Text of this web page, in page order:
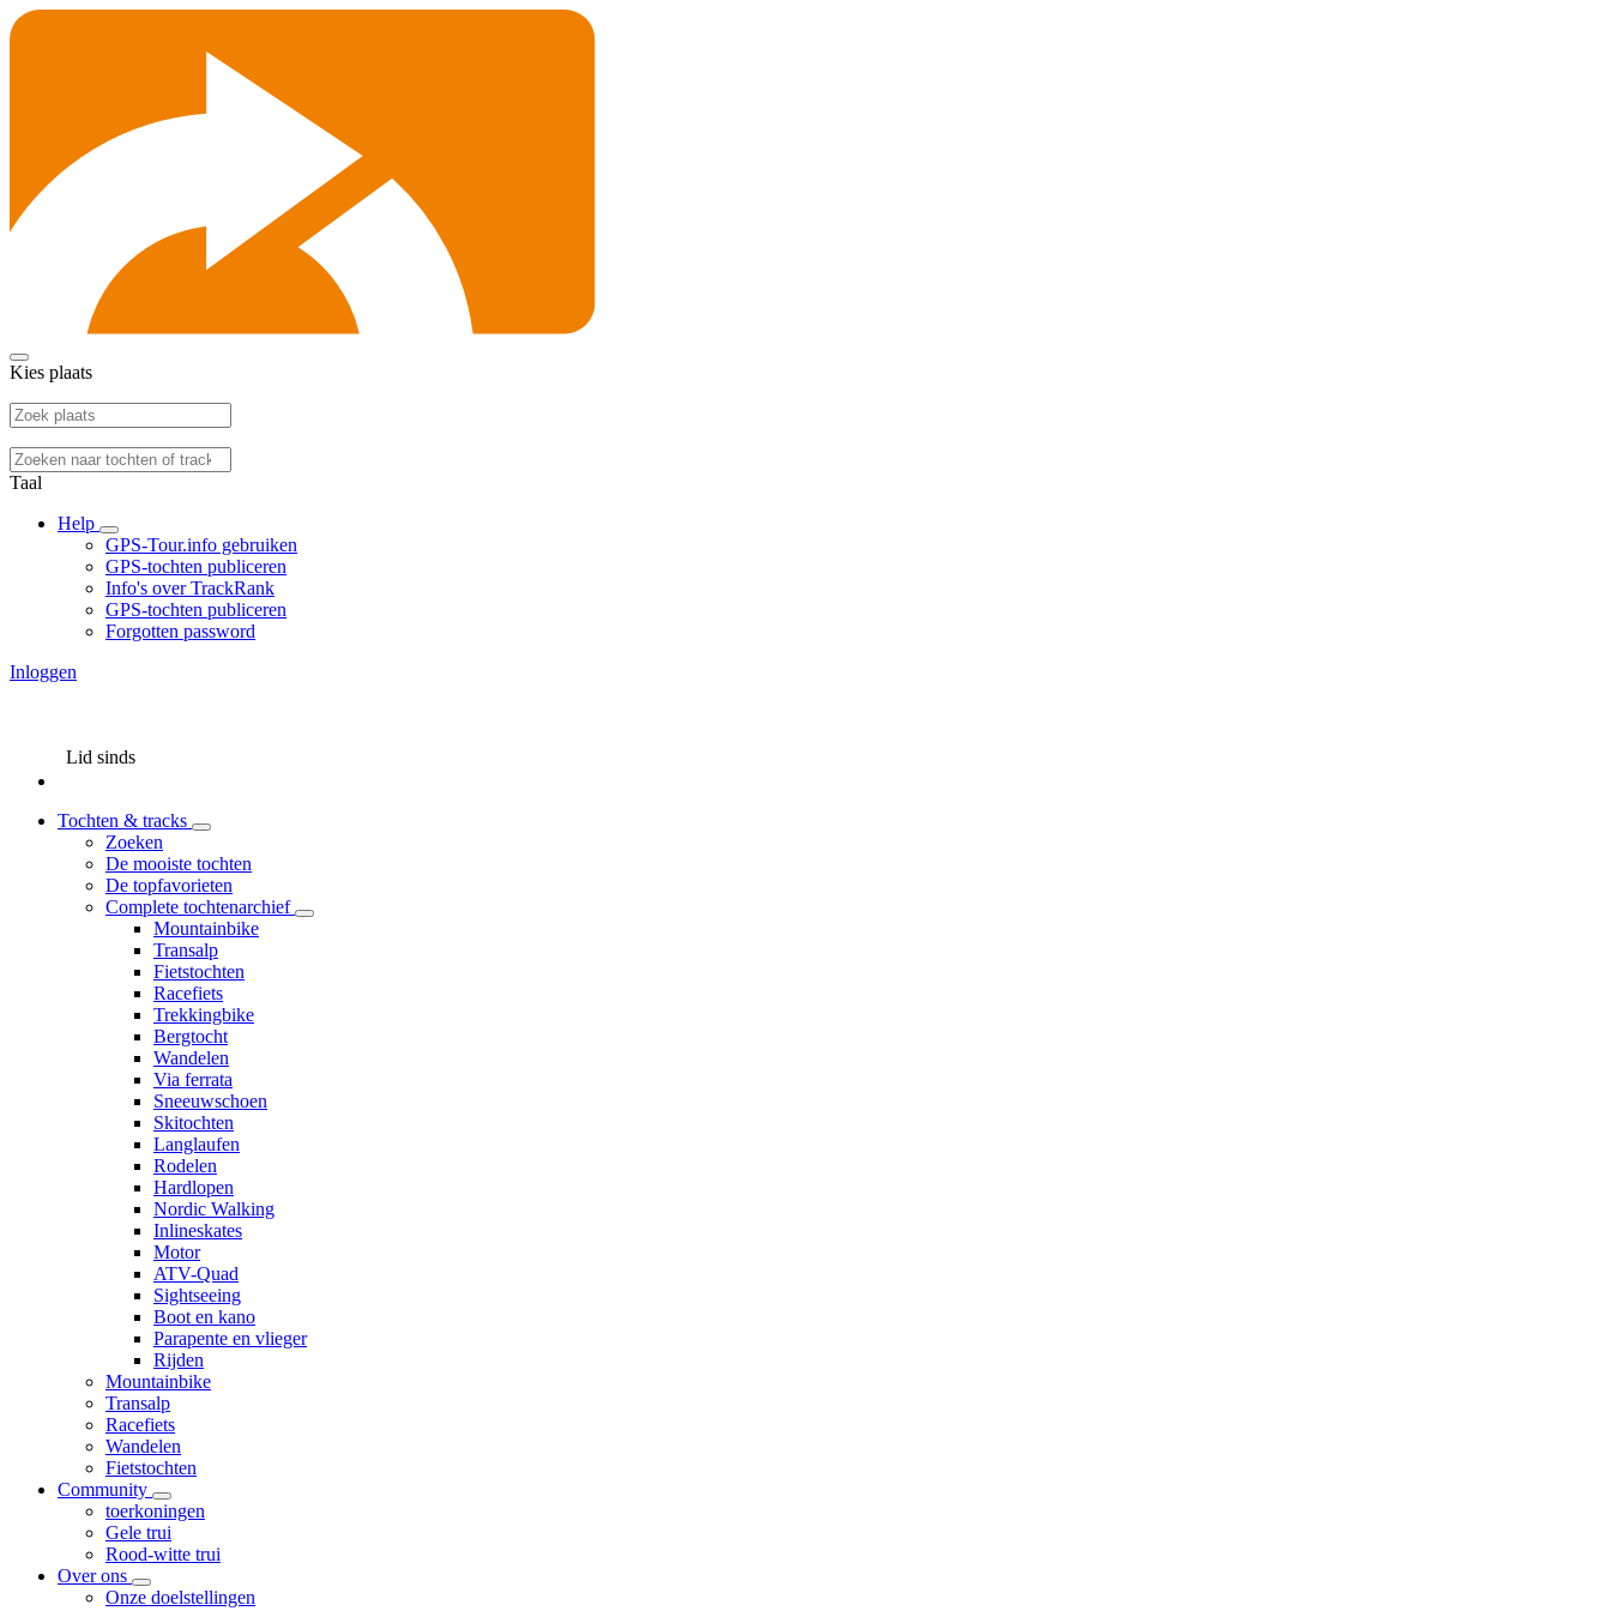
Kies plaats
Taal
Help
GPS-Tour.info gebruiken
GPS-tochten publiceren
Info's over TrackRank
GPS-tochten publiceren
Forgotten password
Inloggen
Lid sinds
Tochten & tracks
Zoeken
De mooiste tochten
De topfavorieten
Complete tochtenarchief
Mountainbike
Transalp
Fietstochten
Racefiets
Trekkingbike
Bergtocht
Wandelen
Via ferrata
Sneeuwschoen
Skitochten
Langlaufen
Rodelen
Hardlopen
Nordic Walking
Inlineskates
Motor
ATV-Quad
Sightseeing
Boot en kano
Parapente en vlieger
Rijden
Mountainbike
Transalp
Racefiets
Wandelen
Fietstochten
Community
toerkoningen
Gele trui
Rood-witte trui
Over ons
Onze doelstellingen